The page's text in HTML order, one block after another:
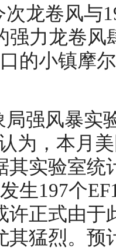
龙卷风与
强力龙卷
的小镇摩
局强风暴实
为，本月
其实验室统
生197个
许正式由于
其猛烈。预